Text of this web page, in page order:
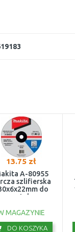
13.75 zł
A-80955
szlifierska
do
metalu
MAGAZYNIE
DO KOSZYKA